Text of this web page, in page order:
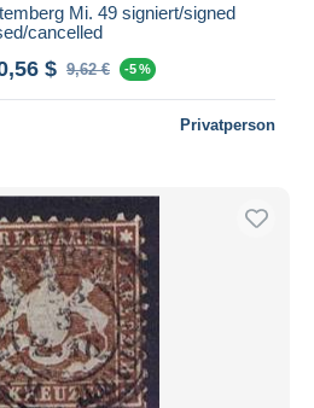
Mi. 49 signiert/signed
cancelled
$ 9,62 € -5 %
Privatperson